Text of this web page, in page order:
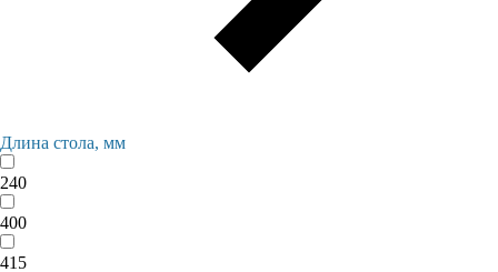
Длина стола, мм
240
400
415